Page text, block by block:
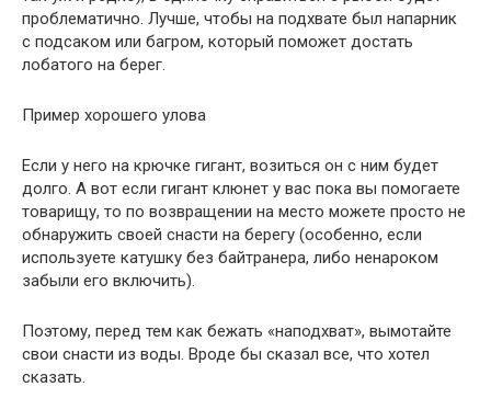
проблематично. Лучше, чтобы на подхвате был напарник
с подсаком или багром, который поможет достать
лобатого на берег.
Пример хорошего улова
Если у него на крючке гигант, возиться он с ним будет
долго. А вот если гигант клюнет у вас пока вы помогаете
товарищу, то по возвращении на место можете просто не
обнаружить своей снасти на берегу (особенно, если
используете катушку без байтранера, либо ненароком
забыли его включить).
Поэтому, перед тем как бежать «наподхват», вымотайте
свои снасти из воды. Вроде бы сказал все, что хотел
сказать.